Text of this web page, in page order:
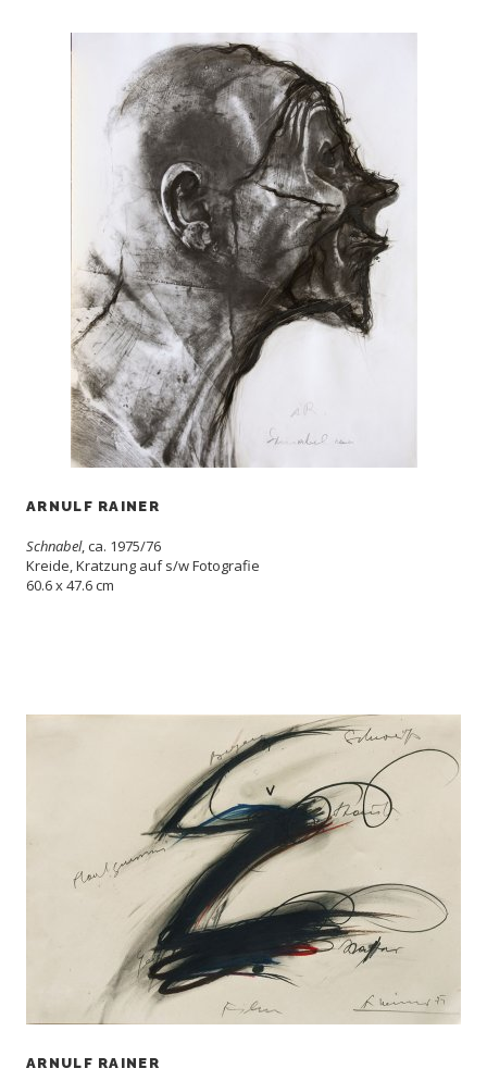
ARNULF RAINER
Schnabel, ca. 1975/76
Kreide, Kratzung auf s/w Fotografie
60.6 x 47.6 cm
ARNULF RAINER